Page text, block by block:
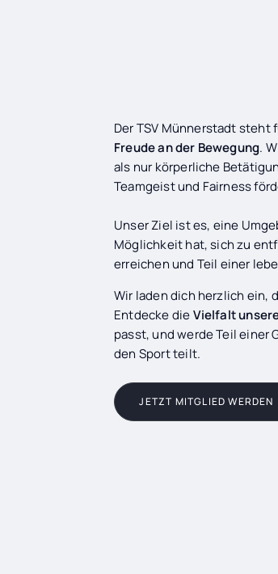
Der TSV Münnerstadt steht
Freude an der Bewegung.
als nur körperliche
Teamgeist und Fairness
Unser Ziel ist es, eine
Möglichkeit hat, sich zu
erreichen und Teil einer
Wir laden dich herzlich ein,
Entdecke dieVielfalt
passt, und werde Teil einer
den Sport teilt.
JETZT MITGLIED WERDEN